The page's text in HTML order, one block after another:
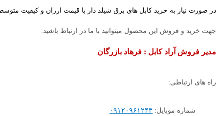
در صورت نیاز به خرید کابل های برق شیلد دار با قیمت ارزان و کیفیت متوسط
جهت خرید و فروش این محصول میتوانید با ما در ارتباط باشید:
مدیر فروش آراد کابل : فرهاد بازرگان
راه های ارتباطی:
شماره موبایل: ۰۹۱۲۰۹۶۱۲۴۳